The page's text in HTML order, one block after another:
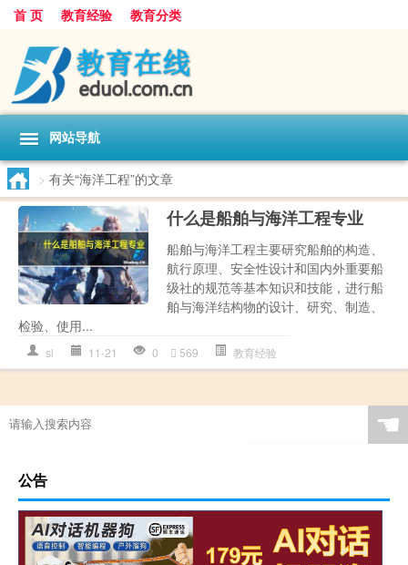
首 页 教育经验 教育分类
网站导航
> 有关“海洋工程”的文章
什么是船舶与海洋工程专业
船舶与海洋工程主要研究船舶的构造、
航行原理、安全性设计和国内外重要船
级社的规范等基本知识和技能，进行船
舶与海洋结构物的设计、研究、制造、
检验、使用...
sl 11-21 0 569 教育经验
☚
公告